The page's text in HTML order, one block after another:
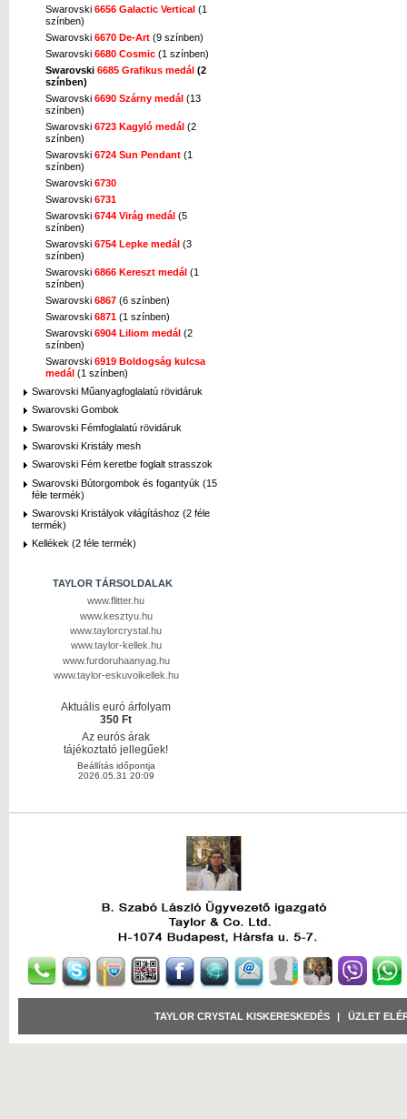
Swarovski 6656 Galactic Vertical (1
színben)
Swarovski 6670 De-Art (9 színben)
Swarovski 6680 Cosmic (1 színben)
Swarovski 6685 Grafikus medál (2
színben)
Swarovski 6690 Szárny medál (13
színben)
Swarovski 6723 Kagyló medál (2
színben)
Swarovski 6724 Sun Pendant (1
színben)
Swarovski 6730
Swarovski 6731
Swarovski 6744 Virág medál (5
színben)
Swarovski 6754 Lepke medál (3
színben)
Swarovski 6866 Kereszt medál (1
színben)
Swarovski 6867 (6 színben)
Swarovski 6871 (1 színben)
Swarovski 6904 Liliom medál (2
színben)
Swarovski 6919 Boldogság kulcsa
medál (1 színben)
Swarovski Műanyagfoglalatú rövidáruk
Swarovski Gombok
Swarovski Fémfoglalatú rövidáruk
Swarovski Kristály mesh
Swarovski Fém keretbe foglalt strasszok
Swarovski Bútorgombok és fogantyúk (15
féle termék)
Swarovski Kristályok világításhoz (2 féle
termék)
Kellékek (2 féle termék)
TAYLOR TÁRSOLDALAK
www.flitter.hu
www.kesztyu.hu
www.taylorcrystal.hu
www.taylor-kellek.hu
www.furdoruhaanyag.hu
www.taylor-eskuvoikellek.hu
Aktuális euró árfolyam
350 Ft
Az eurós árak
tájékoztató jellegűek!
Beállítás időpontja
2026.05.31 20:09
TAYLOR CRYSTAL KISKERESKEDÉS ÜZLET